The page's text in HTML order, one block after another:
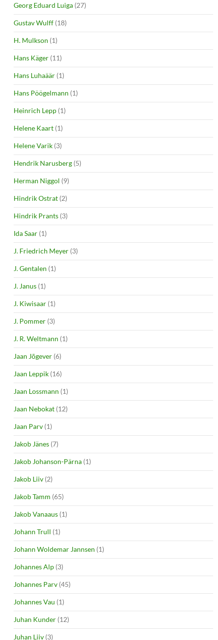
Georg Eduard Luiga (27)
Gustav Wulff (18)
H. Mulkson (1)
Hans Käger (11)
Hans Luhaäär (1)
Hans Pöögelmann (1)
Heinrich Lepp (1)
Helene Kaart (1)
Helene Varik (3)
Hendrik Narusberg (5)
Herman Niggol (9)
Hindrik Ostrat (2)
Hindrik Prants (3)
Ida Saar (1)
J. Friedrich Meyer (3)
J. Gentalen (1)
J. Janus (1)
J. Kiwisaar (1)
J. Pommer (3)
J. R. Weltmann (1)
Jaan Jõgever (6)
Jaan Leppik (16)
Jaan Lossmann (1)
Jaan Nebokat (12)
Jaan Parv (1)
Jakob Jänes (7)
Jakob Johanson-Pärna (1)
Jakob Liiv (2)
Jakob Tamm (65)
Jakob Vanaaus (1)
Johann Trull (1)
Johann Woldemar Jannsen (1)
Johannes Alp (3)
Johannes Parv (45)
Johannes Vau (1)
Juhan Kunder (12)
Juhan Liiv (3)